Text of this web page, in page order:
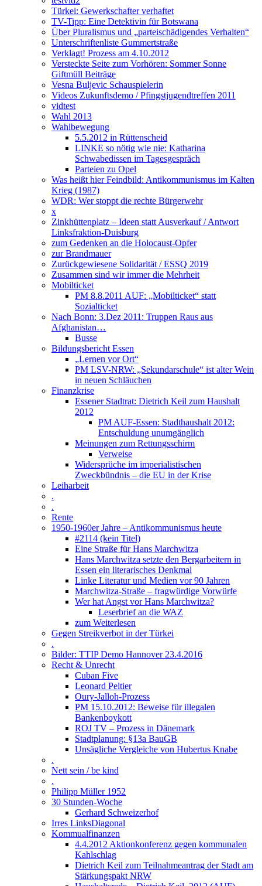
Türkei: Gewerkschafter verhaftet
TV-Tipp: Eine Detektivin für Botswana
Über Pluralismus und „parteischädigendes Verhalten“
Unterschriftenliste Gummertstraße
Verklagt! Prozess am 4.10.2012
Versteckte Seite zum Vorhören: Sommer Sonne
Giftmüll Beiträge
Vesna Buljevic Schauspielerin
Videos Zukunftsdemo / Pfingstjugendtreffen 2011
vidtest
Wahl 2013
Wahlbewegung
5.5.2012 in Rüttenscheid
LINKE so nötig wie nie: Katharina
Schwabedissen im Tagesgespräch
Parteien zu Opel
Was heißt hier Feindbild: Antikommunismus im Kalten
Krieg (1987)
WDR: Wer stoppt die rechte Bürgerwehr
x
Zinkhüttenplatz – Ideen statt Ausverkauf / Antwort
Linksfraktion-Duisburg
zum Gedenken an die Holocaust-Opfer
zur Brandmauer
Zurückgewiesene Solidarität / ESSQ 2019
Zusammen sind wir immer die Mehrheit
Mobilticket
PM 8.8.2011 AUF: „Mobilticket“ statt
Sozialticket
Nach Bonn: 3.Dez 2011: Truppen Raus aus
Afghanistan…
Busse
Bildungsbericht Essen
„Lernen vor Ort“
PM LSV-NRW: „Sekundarschule“ ist alter Wein
in neuen Schläuchen
Finanzkrise
Essener Stadtrat: Dietrich Keil zum Haushalt
2012
PM AUF-Essen: Stadthaushalt 2012:
Entschuldung unumgänglich
Meinungen zum Rettungsschirm
Verweise
Widersprüche im imperialistischen
Zweckbündnis – die EU in der Krise
Leiharbeit
.
.
Rente
1950-1960er Jahre – Antikommunismus heute
#2114 (kein Titel)
Eine Straße für Hans Marchwitza
Hans Marchwitza setzte den Bergarbeitern in
Essen ein literarisches Denkmal
Linke Literatur und Medien vor 90 Jahren
Marchwitza-Straße – fragwürdige Vorwürfe
Wer hat Angst vor Hans Marchwitza?
Leserbrief an die WAZ
zum Weiterlesen
Gegen Streikverbot in der Türkei
.
Bilder: TTIP Demo Hannover 23.4.2016
Recht & Unrecht
Cuban Five
Leonard Peltier
Oury-Jalloh-Prozess
PM 15.10.2012: Beweise für illegalen
Bankenboykott
ROJ TV – Prozess in Dänemark
Stadtplanung: §13a BauGB
Unsägliche Vergleiche von Hubertus Knabe
.
Nett sein / be kind
.
Philipp Müller 1952
30 Stunden-Woche
Gerhard Schweizerhof
Irres LinksDiagonal
Kommualfinanzen
4.4.2012 Aktionkonferenz gegen kommunalen
Kahlschlag
Dietrich Keil zum Teilnahmeantrag der Stadt am
Stärkungspakt NRW